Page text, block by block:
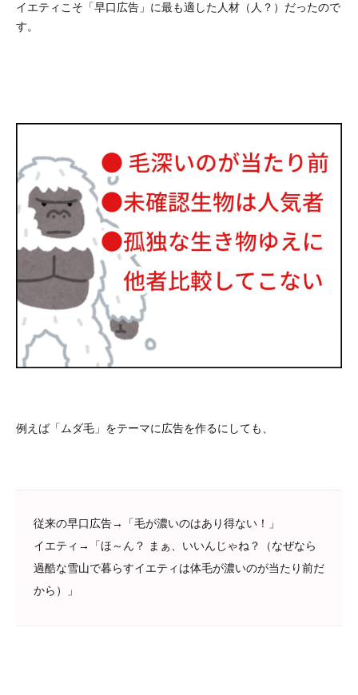
イエティこそ「早口広告」に最も適した人材（人？）だったので
す。
例えば「ムダ毛」をテーマに広告を作るにしても、
従来の早口広告→「毛が濃いのはあり得ない！」
イエティ→「ほ～ん？ まぁ、いいんじゃね？（なぜなら
過酷な雪山で暮らすイエティは体毛が濃いのが当たり前だ
から）」